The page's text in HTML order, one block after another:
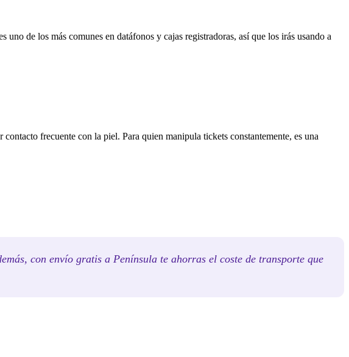
de los más comunes en datáfonos y cajas registradoras, así que los irás usando a
frecuente con la piel. Para quien manipula tickets constantemente, es una
con envío gratis a Península te ahorras el coste de transporte que